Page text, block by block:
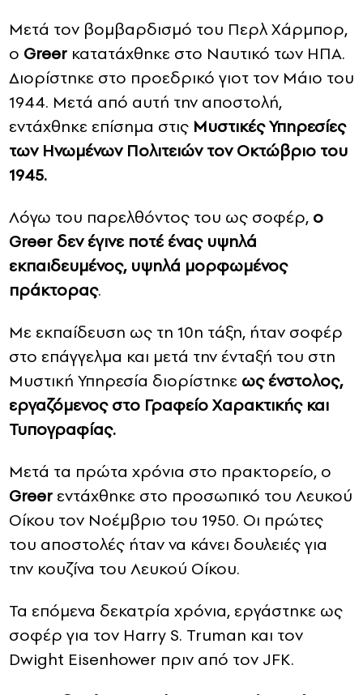
Μετά τον βομβαρδισμό του Περλ Χάρμπορ,
ο Greer κατατάχθηκε στο Ναυτικό των ΗΠΑ.
Διορίστηκε στο προεδρικό γιοτ τον Μάιο του
1944. Μετά από αυτή την αποστολή,
εντάχθηκε επίσημα στις Μυστικές Υπηρεσίες
των Ηνωμένων Πολιτειών τον Οκτώβριο του
1945.
Λόγω του παρελθόντος του ως σοφέρ, ο
Greer δεν έγινε ποτέ ένας υψηλά
εκπαιδευμένος, υψηλά μορφωμένος
πράκτορας.
Με εκπαίδευση ως τη 10η τάξη, ήταν σοφέρ
στο επάγγελμα και μετά την ένταξή του στη
Μυστική Υπηρεσία διορίστηκε ως ένστολος,
εργαζόμενος στο Γραφείο Χαρακτικής και
Τυπογραφίας.
Μετά τα πρώτα χρόνια στο πρακτορείο, ο
Greer εντάχθηκε στο προσωπικό του Λευκού
Οίκου τον Νοέμβριο του 1950. Οι πρώτες
του αποστολές ήταν να κάνει δουλειές για
την κουζίνα του Λευκού Οίκου.
Τα επόμενα δεκατρία χρόνια, εργάστηκε ως
σοφέρ για τον Harry S. Truman και τον
Dwight Eisenhower πριν από τον JFK.